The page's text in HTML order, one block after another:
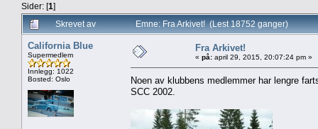
Sider: [1]
Skrevet av
Emne: Fra Arkivet! (Lest 18752 ganger)
California Blue
Supermedlem
Innlegg: 1022
Bosted: Oslo
Fra Arkivet!
« på: april 29, 2015, 20:07:24 pm »
Noen av klubbens medlemmer har lengre
SCC 2002.